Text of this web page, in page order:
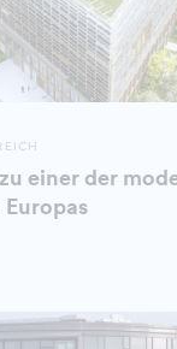
einer der